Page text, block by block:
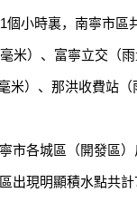
個小時裏，南寧市
米）、富寧立交（
米）、那洪收費站
各城區（開發區）
出現明顯積水點共